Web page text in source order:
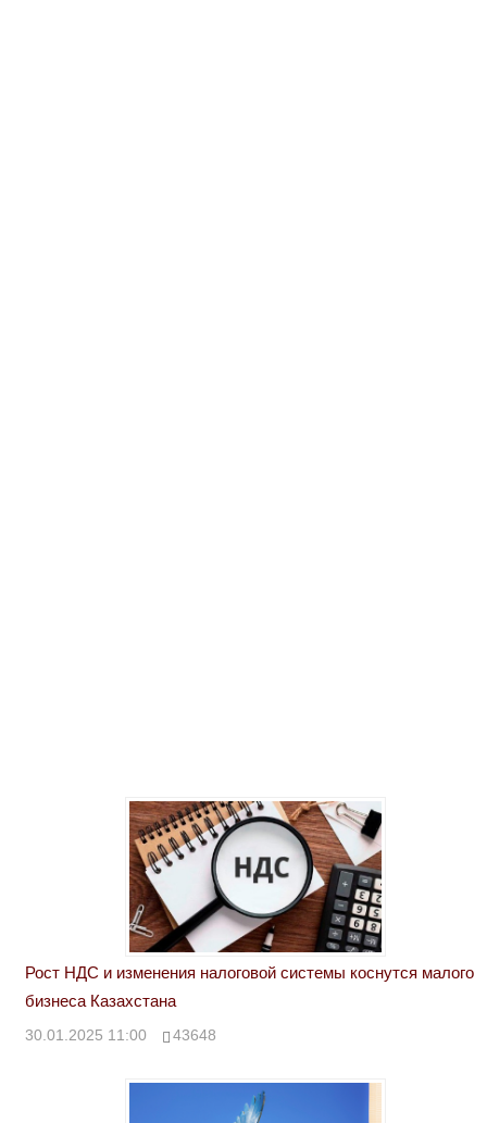
Рост НДС и изменения налоговой системы коснутся малого
бизнеса Казахстана
30.01.2025 11:00 43648